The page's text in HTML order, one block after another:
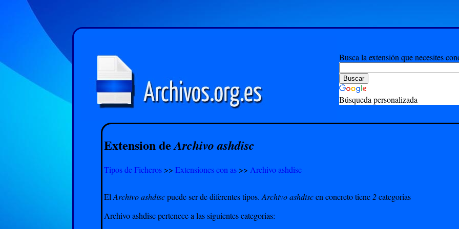
Busca la extensión que necesites
Búsqueda personalizada
Extension deArchivo ashdisc
Tipos de Ficheros>> Extensiones con as>> Archivo ashdisc
El Archivo ashdiscpuede ser de diferentes tipos. Archivo ashdiscen concreto tiene2categorias
Archivo ashdisc pertenece a las siguientes categorias: